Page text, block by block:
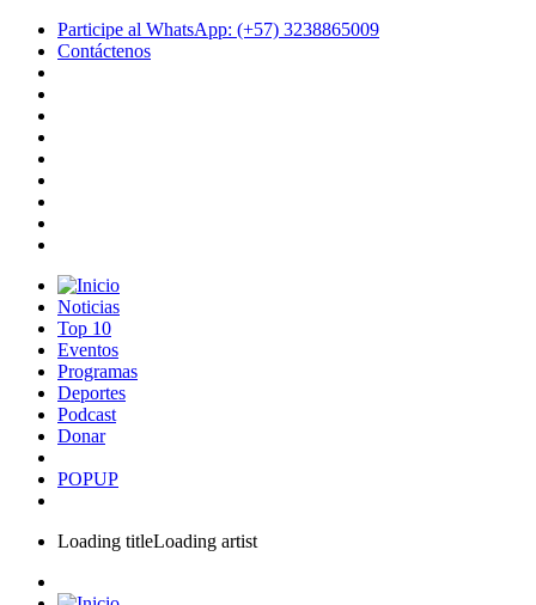
Participe al WhatsApp: (+57) 3238865009
Contáctenos
Noticias
Top 10
Eventos
Programas
Deportes
Podcast
Donar
POPUP
Loading titleLoading artist